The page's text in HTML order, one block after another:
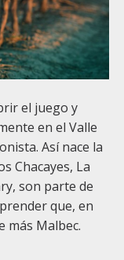
el juego y
en el Valle
Así nace la
Chacayes, La
son parte de
que, en
más Malbec.